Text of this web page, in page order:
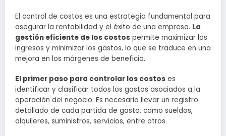
El control de costos es una estrategia fundamental para
asegurar la rentabilidad y el éxito de una empresa. La
gestión eficiente de los costos permite maximizar los
ingresos y minimizar los gastos, lo que se traduce en una
mejora en los márgenes de beneficio.
El primer paso para controlar los costos es
identificar y clasificar todos los gastos asociados a la
operación del negocio. Es necesario llevar un registro
detallado de cada partida de gasto, como sueldos,
alquileres, suministros, servicios, entre otros.